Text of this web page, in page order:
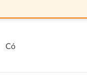
Có